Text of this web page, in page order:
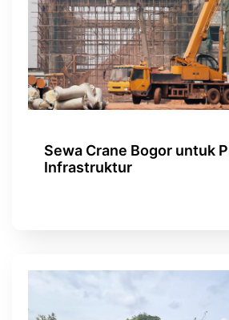
Sewa Crane Bogor untuk
Infrastruktur